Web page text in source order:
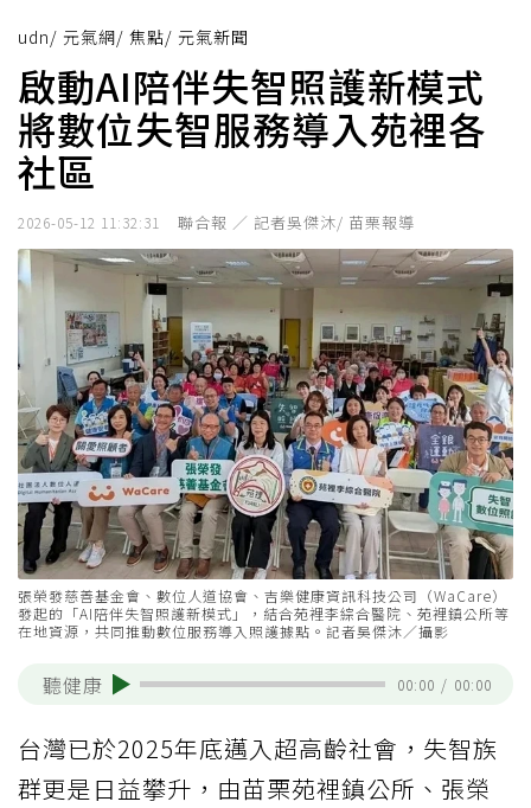
udn/ 元氣網/ 焦點/ 元氣新聞
啟動AI陪伴失智照護新模式
將數位失智服務導入苑裡各
社區
2026-05-12 11:32:31 聯合報 ／ 記者吳傑沐/ 苗栗報導
張榮發慈善基金會、數位人道協會、吉樂健康資訊科技公司（WaCare）
發起的「AI陪伴失智照護新模式」，結合苑裡李綜合醫院、苑裡鎮公所等
在地資源，共同推動數位服務導入照護據點。記者吳傑沐／攝影
聽健康 00:00 / 00:00
台灣已於2025年底邁入超高齡社會，失智族
群更是日益攀升，由苗栗苑裡鎮公所、張榮